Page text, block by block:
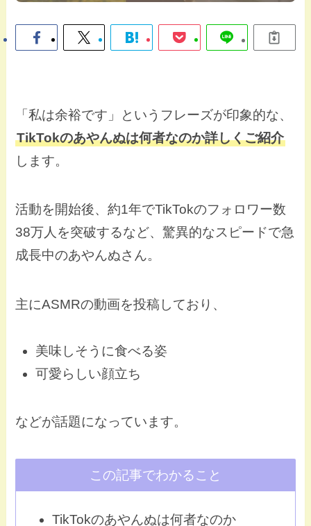
「私は余裕です」というフレーズが印象的な、
TikTokのあやんぬは何者なのか詳しくご紹介
します。
活動を開始後、約1年でTikTokのフォロワー数
38万人を突破するなど、驚異的なスピードで急
成長中のあやんぬさん。
主にASMRの動画を投稿しており、
美味しそうに食べる姿
可愛らしい顔立ち
などが話題になっています。
この記事でわかること
TikTokのあやんぬは何者なのか